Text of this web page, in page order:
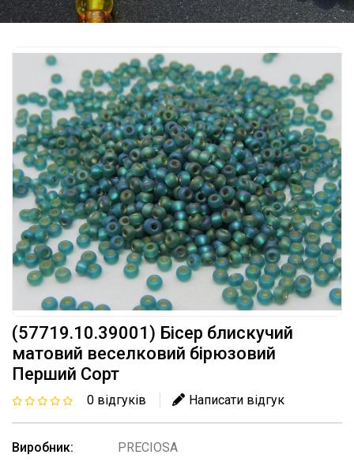
(57719.10.39001) Бісер блискучий
матовий веселковий бірюзовий
Перший Сорт
0 відгуків Написати відгук
Виробник:
PRECIOSA